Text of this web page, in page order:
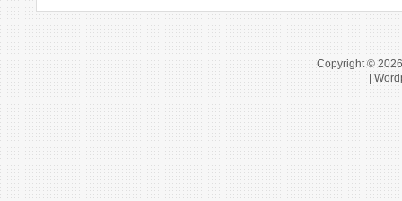
Copyright ©
|